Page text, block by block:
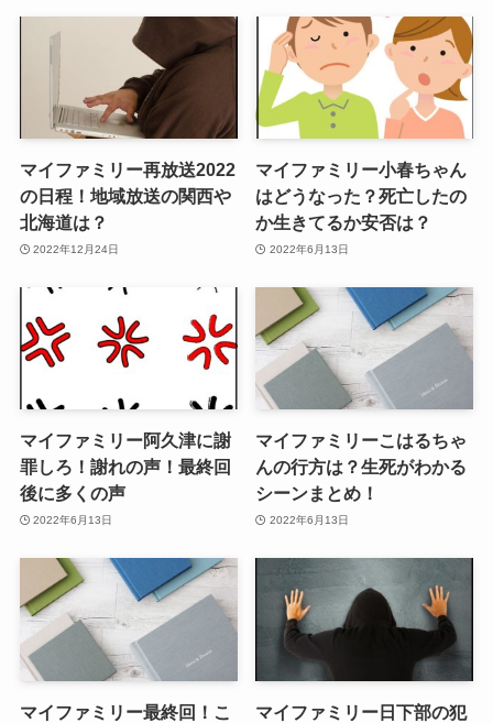
マイファミリー再放送2022
の日程！地域放送の関西や
北海道は？
2022年12月24日
マイファミリー小春ちゃん
はどうなった？死亡したの
か生きてるか安否は？
2022年6月13日
マイファミリー阿久津に謝
罪しろ！謝れの声！最終回
後に多くの声
2022年6月13日
マイファミリーこはるちゃ
んの行方は？生死がわかる
シーンまとめ！
2022年6月13日
マイファミリー最終回！こ
マイファミリー日下部の犯